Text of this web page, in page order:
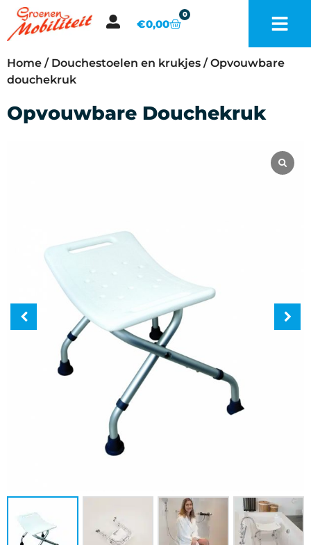
€0,00
0
Home / Douchestoelen en krukjes / Opvouwbare
douchekruk
Opvouwbare Douchekruk